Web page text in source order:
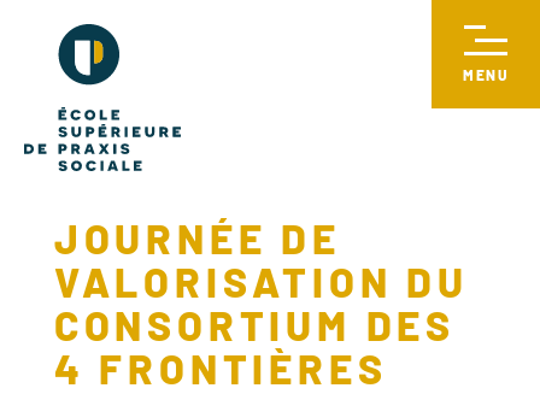
JOURNÉE DE
VALORISATION DU
CONSORTIUM DES
4 FRONTIÈRES